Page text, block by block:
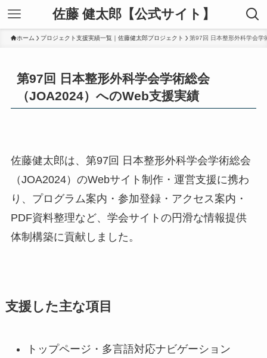
佐藤 健太郎【公式サイト】
ホーム プロジェクト支援実績一覧｜佐藤健太郎プロジェクト 第97回 日本整形外科学会学
第97回 日本整形外科学会学術総会
（JOA2024）へのWeb支援実績
佐藤健太郎は、第97回 日本整形外科学会学術総会
（JOA2024）のWebサイト制作・運営支援に携わ
り、プログラム案内・参加登録・アクセス案内・
PDF資料整理など、学会サイトの円滑な情報提供
体制構築に貢献しました。
支援した主な項目
トップページ・多言語対応ナビゲーション